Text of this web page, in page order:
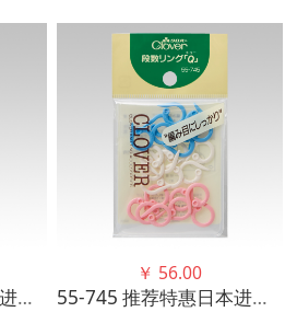
55-731 推荐特惠日本进口可乐CLOVER 计数环组套
￥ 56.00
55-745 推荐特惠日本进口可乐CLOVER 针码计数环 Q型 高品质